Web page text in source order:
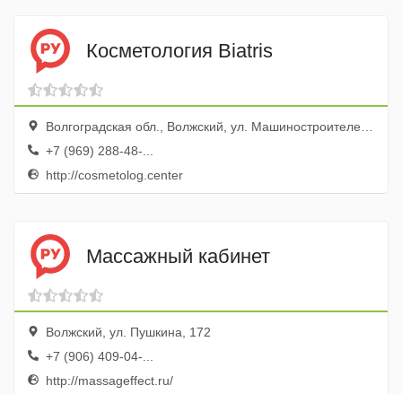
Косметология Biatris
Волгоградская обл., Волжский, ул. Машиностроителей, 14а
+7 (969) 288-48-...
http://cosmetolog.center
Массажный кабинет
Волжский, ул. Пушкина, 172
+7 (906) 409-04-...
http://massageffect.ru/